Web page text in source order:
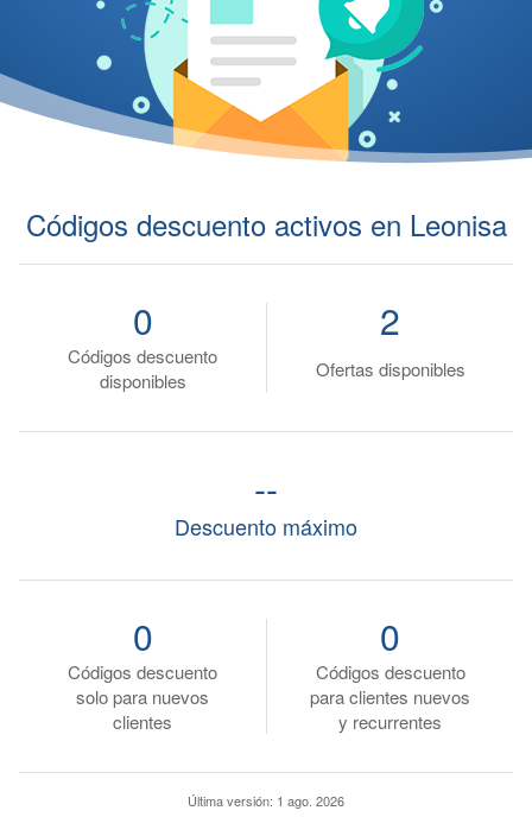
Códigos descuento activos en Leonisa
Códigos descuento
disponibles
0
Ofertas disponibles
2
Descuento máximo
--
Códigos descuento
solo para nuevos
clientes
0
Códigos descuento
para clientes nuevos
y recurrentes
0
Última versión: 1 ago. 2026